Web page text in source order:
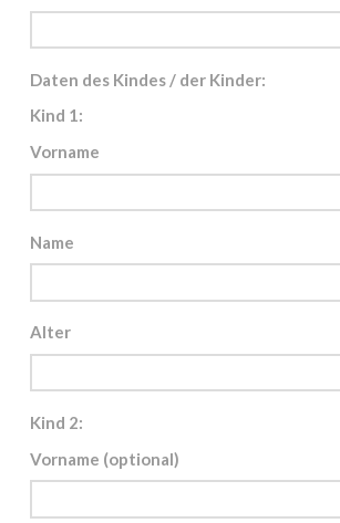
Daten des Kindes / der Kinder:
Kind 1:
Vorname
Name
Alter
Kind 2:
Vorname (optional)